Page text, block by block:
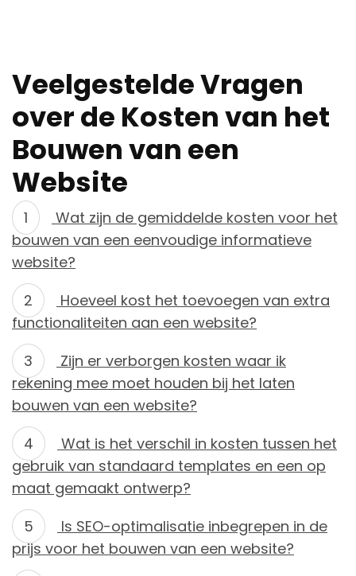
Veelgestelde Vragen
over de Kosten van het
Bouwen van een
Website
Wat zijn de gemiddelde kosten voor het
bouwen van een eenvoudige informatieve
website?
Hoeveel kost het toevoegen van extra
functionaliteiten aan een website?
Zijn er verborgen kosten waar ik
rekening mee moet houden bij het laten
bouwen van een website?
Wat is het verschil in kosten tussen het
gebruik van standaard templates en een op
maat gemaakt ontwerp?
Is SEO-optimalisatie inbegrepen in de
prijs voor het bouwen van een website?